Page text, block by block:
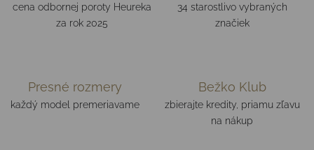
cena odbornej poroty Heureka
za rok 2025
34 starostlivo vybraných
značiek
Presné rozmery
každý model premeriavame
Bežko Klub
zbierajte kredity, priamu zľavu
na nákup